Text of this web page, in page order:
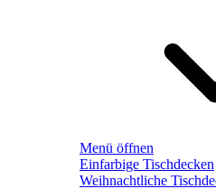
Menü öffnen
Einfarbige Tischdecken
Weihnachtliche